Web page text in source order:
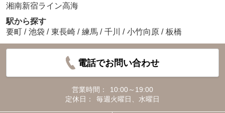
湘南新宿ライン高海
駅から探す
要町 / 池袋 / 東長崎 / 練馬 / 千川 / 小竹向原 / 板橋
電話でお問い合わせ
営業時間：
10:00～19:00
定休日：
毎週火曜日、水曜日